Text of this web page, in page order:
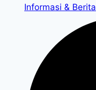
Informasi & Berita